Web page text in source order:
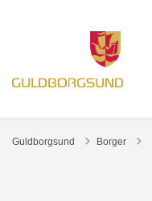
Guldborgsund Borger